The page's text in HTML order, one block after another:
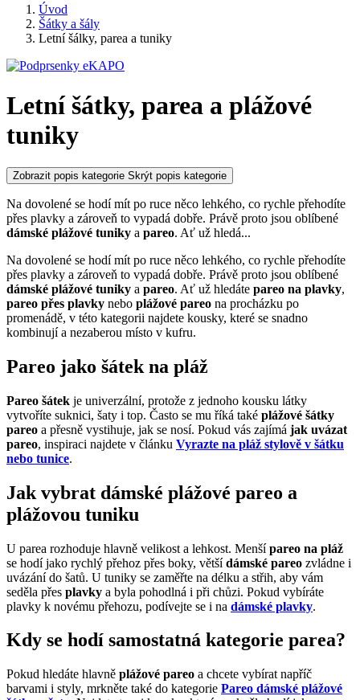
Úvod
Šátky a šály
Letní šálky, parea a tuniky
Letní šátky, parea a plážové
tuniky
Zobrazit popis kategorie Skrýt popis kategorie
Na dovolené se hodí mít po ruce něco lehkého, co rychle přehodíte
přes plavky a zároveň to vypadá dobře. Právě proto jsou oblíbené
dámské plážové tuniky a pareo. Ať už hledá...
Na dovolené se hodí mít po ruce něco lehkého, co rychle přehodíte
přes plavky a zároveň to vypadá dobře. Právě proto jsou oblíbené
dámské plážové tuniky a pareo. Ať už hledáte pareo na plavky,
pareo přes plavky nebo plážové pareo na procházku po
promenádě, v této kategorii najdete kousky, které se snadno
kombinují a nezaberou místo v kufru.
Pareo jako šátek na pláž
Pareo šátek je univerzální, protože z jednoho kousku látky
vytvoříte suknici, šaty i top. Často se mu říká také plážové šátky
pareo a přesně vystihuje, jak se nosí. Pokud vás zajímá jak uvázat
pareo, inspiraci najdete v článku Vyrazte na pláž stylově v šátku
nebo tunice.
Jak vybrat dámské plážové pareo a
plážovou tuniku
U parea rozhoduje hlavně velikost a lehkost. Menšípareo na pláž
se hodí jako rychlý přehoz přes boky, většídámské pareo zvládne i
uvázání do šatů. U tuniky se zaměřte na délku a střih, aby vám
seděla přes plavky a byla pohodlná i při chůzi. Pokud vybíráte
plavky k novému přehozu, podívejte se i na dámské plavky.
Kdy se hodí samostatná kategorie parea?
Pokud hledáte hlavně plážové pareo a chcete vybírat napříč
barvami i styly, mrkněte také do kategorie Pareo dámské plážové